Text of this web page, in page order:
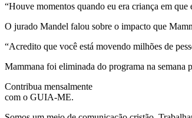
“Houve momentos quando eu era criança em
O jurado Mandel falou sobre o impacto que
“Acredito que você está movendo milhões de
Mammana foi eliminada do programa na semana
Contribua mensalmente
com o GUIA-ME.